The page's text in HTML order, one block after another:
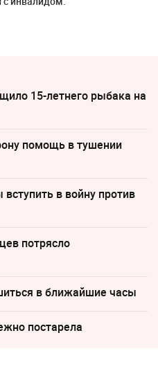
15-летнего рыбака на
помощь в тушении
в войну против
потрясло
в ближайшие часы
постарела